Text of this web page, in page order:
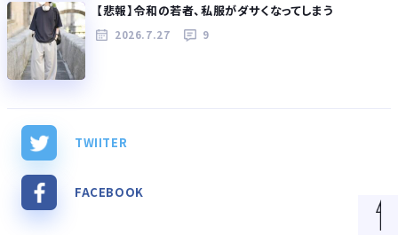
【悲報】令和の若者、私服がダサくなってしまう
2026.7.27 9
TWIITER
FACEBOOK